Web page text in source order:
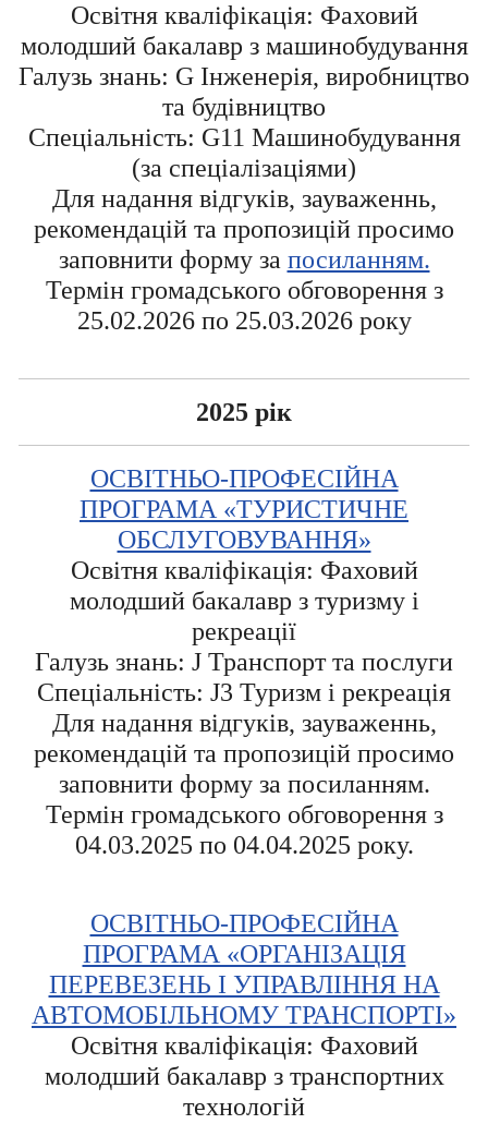
Освітня кваліфікація: Фаховий
молодший бакалавр з машинобудування
Галузь знань: G Інженерія, виробництво
та будівництво
Спеціальність: G11 Машинобудування
(за спеціалізаціями)
Для надання відгуків, зауваженнь,
рекомендацій та пропозицій просимо
заповнити форму за посиланням.
Термін громадського обговорення з
25.02.2026 по 25.03.2026 року
2025 рік
ОСВІТНЬО-ПРОФЕСІЙНА
ПРОГРАМА «ТУРИСТИЧНЕ
ОБСЛУГОВУВАННЯ»
Освітня кваліфікація: Фаховий
молодший бакалавр з туризму і
рекреації
Галузь знань: J Транспорт та послуги
Спеціальність: J3 Туризм і рекреація
Для надання відгуків, зауваженнь,
рекомендацій та пропозицій просимо
заповнити форму за посиланням.
Термін громадського обговорення з
04.03.2025 по 04.04.2025 року.
ОСВІТНЬО-ПРОФЕСІЙНА
ПРОГРАМА «ОРГАНІЗАЦІЯ
ПЕРЕВЕЗЕНЬ І УПРАВЛІННЯ НА
АВТОМОБІЛЬНОМУ ТРАНСПОРТІ»
Освітня кваліфікація: Фаховий
молодший бакалавр з транспортних
технологій